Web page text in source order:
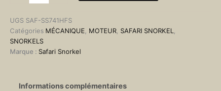
Nissan
D23
NP300
UGS SAF-SS741HFS
Catégories MÉCANIQUE MOTEUR SAFARI SNORKEL
SNORKELS
Marque : Safari Snorkel
Informations complémentaires